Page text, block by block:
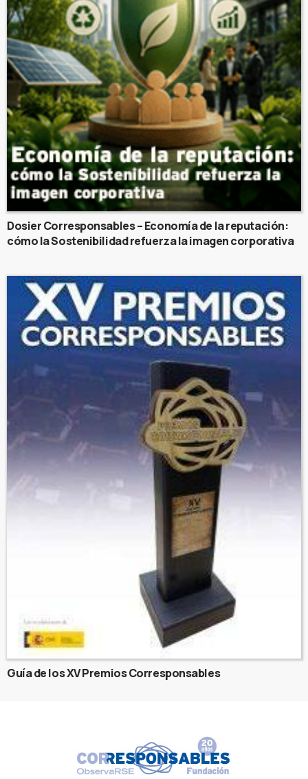
Dosier Corresponsables – Economía de la reputación:
cómo la Sostenibilidad refuerza la imagen corporativa
Guía de los XV Premios Corresponsables